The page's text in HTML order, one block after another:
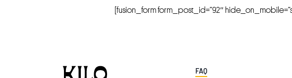
[fusion_form form_post_id=”92″
FAQ